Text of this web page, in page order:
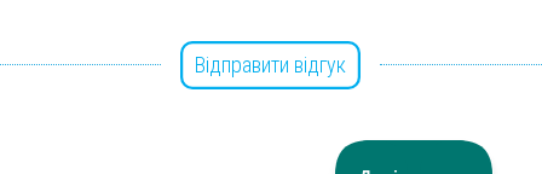
Відправити відгук